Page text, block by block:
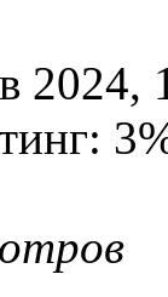
2024,